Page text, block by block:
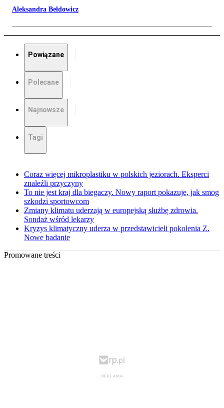
Aleksandra Bełdowicz
Powiązane
Polecane
Najnowsze
Tagi
Coraz więcej mikroplastiku w polskich jeziorach. Eksperci
znaleźli przyczyny
To nie jest kraj dla biegaczy. Nowy raport pokazuje, jak smog
szkodzi sportowcom
Zmiany klimatu uderzają w europejską służbę zdrowia.
Sondaż wśród lekarzy
Kryzys klimatyczny uderza w przedstawicieli pokolenia Z.
Nowe badanie
Promowane treści